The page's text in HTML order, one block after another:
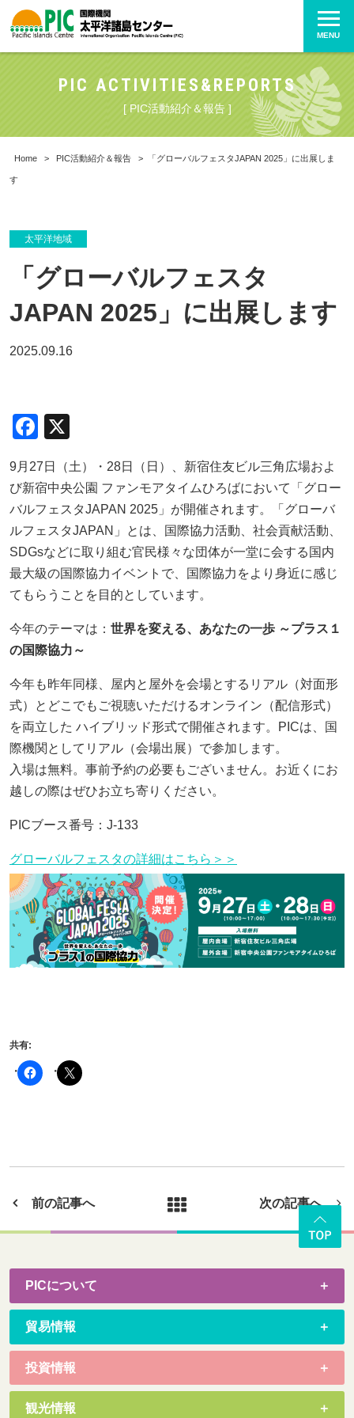
MENU
PIC ACTIVITIES&REPORTS
[ PIC活動紹介＆報告 ]
Home > PIC活動紹介＆報告 > 「グローバルフェスタJAPAN 2025」に出展しま
す
太平洋地域
「グローバルフェスタ
JAPAN 2025」に出展します
2025.09.16
F
c
e
b
o
o
k
9月27日（土）・28日（日）、 新宿住友ビル三角広場およ
び新宿中央公園 ファンモアタイムひろばにおいて
「グロー
バルフェスタJAPAN 2025 」が開催されます。「グローバ
ルフェスタJAPAN 」とは、国際協力活動、社会貢献活動、
SDGsなどに取り組む官民様々な団体が一堂に会する国内
最大級の国際協力イベントで、国際協力をより身近に感じ
てもらうことを目的としています。
今年のテーマは： 世界を変える、あなたの一歩 ～プラス１
の国際協力～
今年も昨年同様、
屋内と屋外を会場とするリアル（対面形
式）と どこでもご視聴いただけるオンライン（配信形式）
を両立した ハイブリッド形式で開催されます。
PICは、国
際機関としてリアル（会場出展）で参加します。
入場は無料。事前予約の必要もございません。お近くにお
越しの際はぜひお立ち寄りください。
PICブース番号：J-133
グローバルフェスタの詳細はこちら＞＞
共有:
前の記事へ 次の記事へ
PICについて
貿易情報
投資情報
観光情報